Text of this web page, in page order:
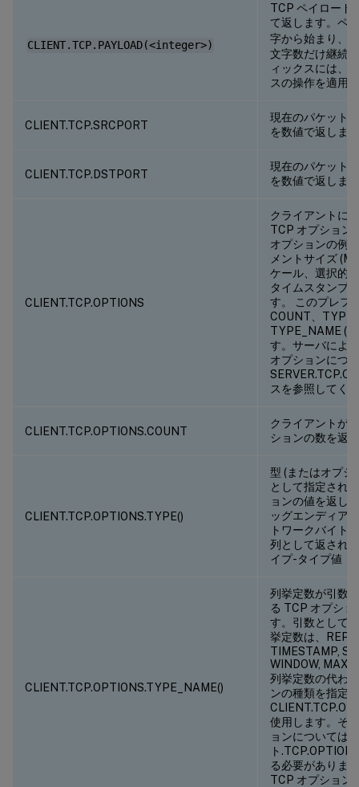
CLIENT.TCP.PAYLOAD(<integer>)
TCP ペイロード
て返します。ペ
字から始まり、
文字数だけ継続
ィックスには、
スの操作を適用
CLIENT.TCP.SRCPORT
現在のパケット
を数値で返しま
CLIENT.TCP.DSTPORT
現在のパケット
を数値で返しま
CLIENT.TCP.OPTIONS
クライアントに
TCP オプション
オプションの例
メントサイズ
ケール、選択的
タイムスタンプ
す。
このプレフ
COUNT、TYPE
TYPE_NAME ()
す。サーバによ
オプションにつ
スを参照してく
CLIENT.TCP.OPTIONS.COUNT
クライアントが
ションの数を返
CLIENT.TCP.OPTIONS.TYPE()
型 (またはオプシ
として指定され
ョンの値を返し
ッグエンディア
トワークバイト
列として返され
イプ-タイプ値
CLIENT.TCP.OPTIONS.TYPE_NAME()
列挙定数が引数
る TCP オプシ
す。引数として
挙定数は、
TIMESTAMP,
WINDOW,
列挙定数の代わ
ンの種類を指定
使用します。そ
ョンについては
ト
る必要がありま
TCP オプション